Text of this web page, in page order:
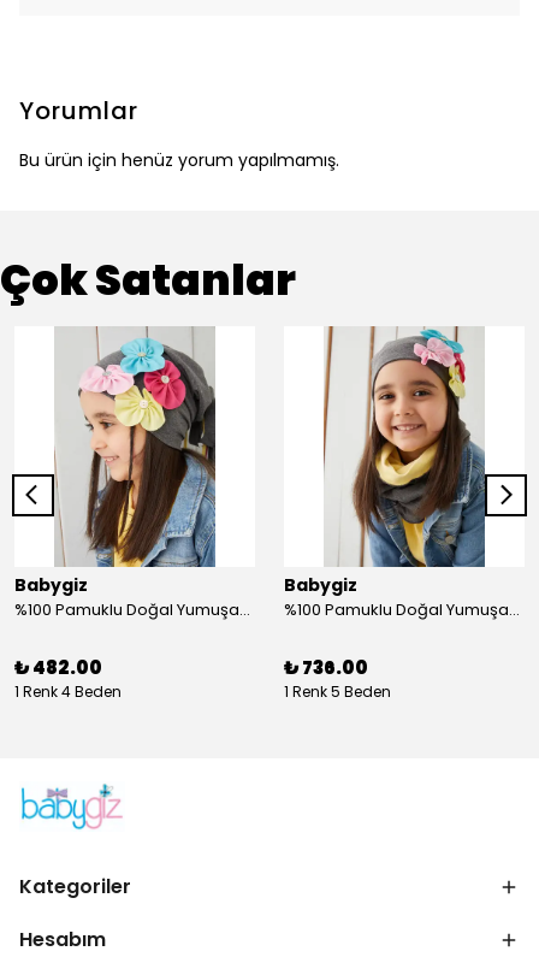
Yorumlar
Bu ürün için henüz yorum yapılmamış.
Çok Satanlar
Babygiz
%100 Pamuklu Doğal Yumuşak Çift Katlı Penye Füme Çiçekli Kız Çocuk Bebek Şapka Bere
₺ 482.00
1 Renk 4 Beden
Babygiz
%100 Pamuklu Doğal Yumuşak Çift Katlı Penye Kız Çocuk Bebek Bere Boyunluk Set
₺ 736.00
1 Renk 5 Beden
Kategoriler
Hesabım